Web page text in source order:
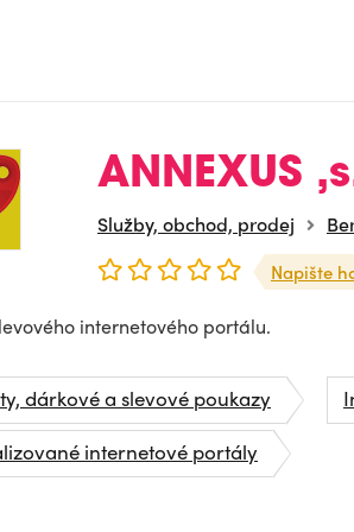
ANNEXUS
Služby, obchod, prodej
Napište
internetového portálu.
dárkové a slevové poukazy
internetové portály